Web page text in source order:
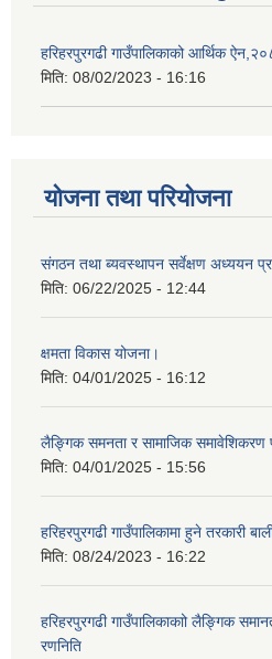
हरिहरपुरगढी गाउँपालिकाको आर्थिक
मिति: 08/02/2023 - 16:16
योजना तथा परियोजना
संगठन तथा ब्यवस्थापन सर्वेक्षण अध्ययन
मिति: 06/22/2025 - 12:44
क्षमता विकास योजना।
मिति: 04/01/2025 - 16:12
लैङ्गिक समनता र सामाजिक समावेशिकरण
मिति: 04/01/2025 - 15:56
हरिहरपुरगढी गाउँपालिकामा हुने तरकारी
मिति: 08/24/2023 - 16:22
हरिहरपुरगढी गाउँपालिकाकाो लैङ्गिक
रणनिति